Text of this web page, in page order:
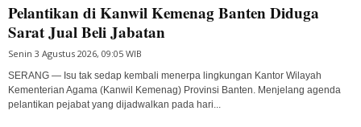
Pelantikan di Kanwil Kemenag Banten Diduga
Sarat Jual Beli Jabatan
Senin 3 Agustus 2026, 09:05 WIB
SERANG — Isu tak sedap kembali menerpa lingkungan Kantor Wilayah
Kementerian Agama (Kanwil Kemenag) Provinsi Banten. Menjelang agenda
pelantikan pejabat yang dijadwalkan pada hari...